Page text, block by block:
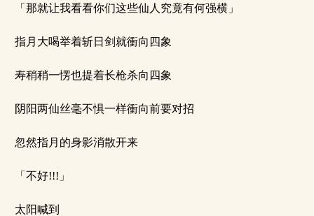
「那就让我看看你们这些仙人究竟有何强横」
指月大喝举着斩日剑就衝向四象
寿稍稍一愣也提着长枪杀向四象
阴阳两仙丝毫不惧一样衝向前要对招
忽然指月的身影消散开来
「不好!!!」
太阳喊到